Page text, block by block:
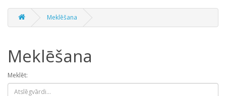
Meklēšana
Meklēšana
Meklēt: